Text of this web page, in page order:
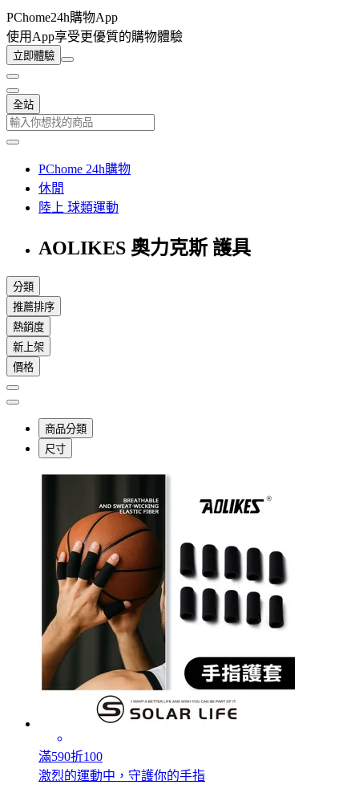
PChome24h購物App
使用App享受更優質的購物體驗
立即體驗
全站
PChome 24h購物
休閒
陸上 球類運動
AOLIKES 奧力克斯 護具
分類
推薦排序
熱銷度
新上架
價格
商品分類
尺寸
滿590折100
激烈的運動中，守護你的手指